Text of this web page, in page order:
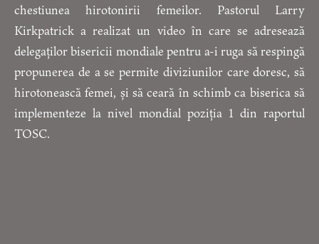
chestiunea hirotonirii femeilor. Pastorul Larry
Kirkpatrick a realizat un video în care se adresează
delegaților bisericii mondiale pentru a-i ruga să respingă
propunerea de a se permite diviziunilor care doresc, să
hirotonească femei, și să ceară în schimb ca biserica să
implementeze la nivel mondial poziția 1 din raportul
TOSC.